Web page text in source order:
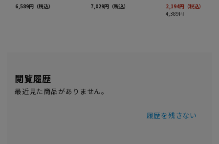
閲覧履歴
最近見た商品がありません。
履歴を残さない